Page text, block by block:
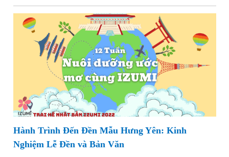
Hành Trình Đến Đền Mẫu Hưng Yên: Kinh
Nghiệm Lễ Đền và Bản Văn